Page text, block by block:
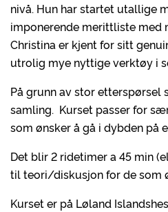
nivå. Hun har startet utallige
imponerende merittliste med
Christina er kjent for sitt
utrolig mye nyttige verktøy i
På grunn av stor etterspørsel
samling. Kurset passer for
som ønsker å gå i dybden på
Det blir 2 ridetimer a 45 min
til teori/diskusjon for de som
Kurset er på Løland